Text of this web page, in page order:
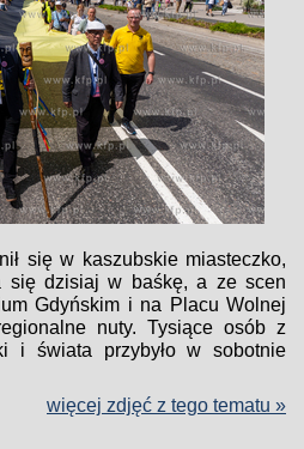
się w kaszubskie miasteczko,
się dzisiaj w baśkę, a ze scen
Gdyńskim i na Placu Wolnej
nuty. Tysiące osób z
i świata przybyło w sobotnie
więcej zdjęć z tego tematu »